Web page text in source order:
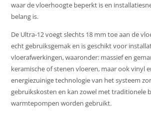
waar de vloerhoogte beperkt is en
belang is.
De Ultra-12 voegt slechts 18 mm toe aan de
echt gebruiksgemak en is geschikt voor
vloerafwerkingen, waaronder: massief en
keramische of stenen vloeren, maar ook vinyl
energiezuinige technologie van het systeem
gebruikskosten en kan zowel met traditionele
warmtepompen worden gebruikt.